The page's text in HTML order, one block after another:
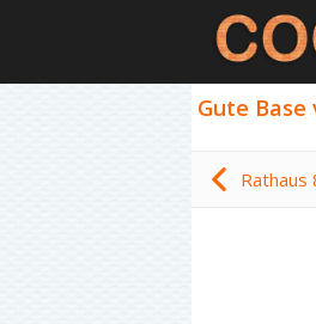
Gute Base
Rathaus